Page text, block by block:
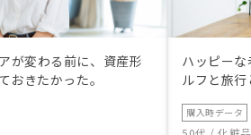
が変わる前に、資産形
おきたかった。
ハッピー
ルフと旅
購入時データ